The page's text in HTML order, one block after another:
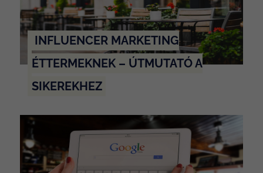
INFLUENCER MARKETING
ÉTTERMEKNEK – ÚTMUTATÓ A
SIKEREKHEZ